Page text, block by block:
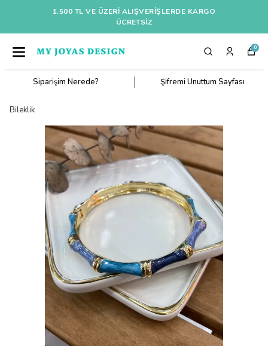
1.500 TL VE ÜZERI ALIŞVERIŞLERDE KARGO
ÜCRETSİZ
0
Siparişim Nerede? Şifremi Unuttum Sayfası
Bileklik